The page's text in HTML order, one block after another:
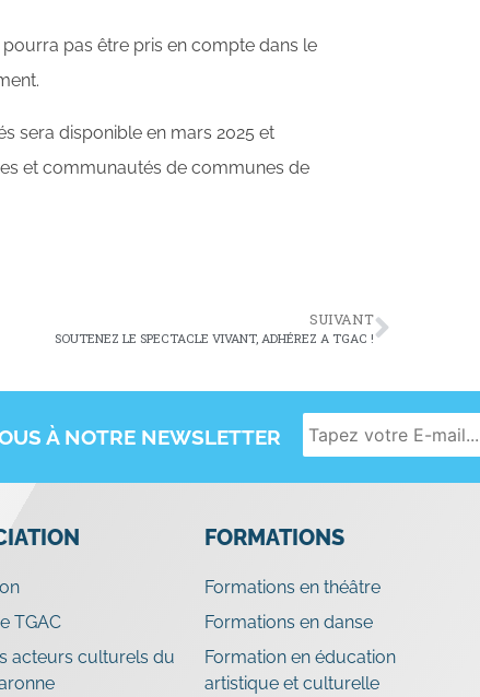
pas être pris en compte dans le
sera disponible en mars 2025 et
et communautés de communes de
SUIVANT
SOUTENEZ LE SPECTACLE VIVANT, ADHÉREZ A TGAC !
À NOTRE NEWSLETTER
TGAC
acteurs culturels du
FORMATIONS
Formations en théâtre
Formations en danse
Formation en éducation
artistique et culturelle